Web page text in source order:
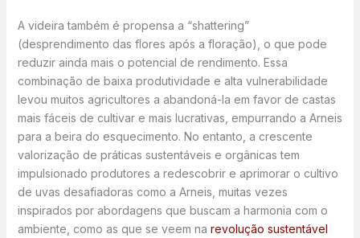
A videira também é propensa a “shattering”
(desprendimento das flores após a floração), o que pode
reduzir ainda mais o potencial de rendimento. Essa
combinação de baixa produtividade e alta vulnerabilidade
levou muitos agricultores a abandoná-la em favor de castas
mais fáceis de cultivar e mais lucrativas, empurrando a Arneis
para a beira do esquecimento. No entanto, a crescente
valorização de práticas sustentáveis e orgânicas tem
impulsionado produtores a redescobrir e aprimorar o cultivo
de uvas desafiadoras como a Arneis, muitas vezes
inspirados por abordagens que buscam a harmonia com o
ambiente, como as que se veem na revolução sustentável